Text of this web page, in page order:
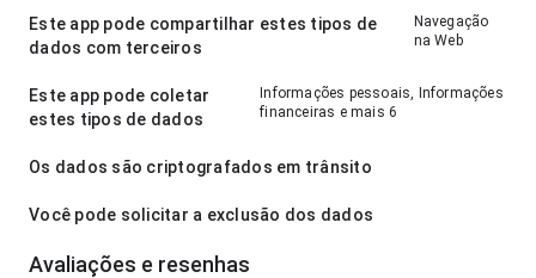
Este app pode compartilhar estes tipos de
dados com terceiros
Navegação
na Web
Este app pode coletar
estes tipos de dados
Informações pessoais, Informações
financeiras e mais 6
Os dados são criptografados em trânsito
Você pode solicitar a exclusão dos dados
Avaliações e resenhas